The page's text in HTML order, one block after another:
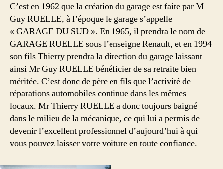
C’est en 1962 que la création du garage est faite par M
Guy RUELLE, à l’époque le garage s’appelle
« GARAGE DU SUD ». En 1965, il prendra le nom de
GARAGE RUELLE sous l’enseigne Renault, et en 1994
son fils Thierry prendra la direction du garage laissant
ainsi Mr Guy RUELLE bénéficier de sa retraite bien
méritée. C’est donc de père en fils que l’activité de
réparations automobiles continue dans les mêmes
locaux. Mr Thierry RUELLE a donc toujours baigné
dans le milieu de la mécanique, ce qui lui a permis de
devenir l’excellent professionnel d’aujourd’hui à qui
vous pouvez laisser votre voiture en toute confiance.